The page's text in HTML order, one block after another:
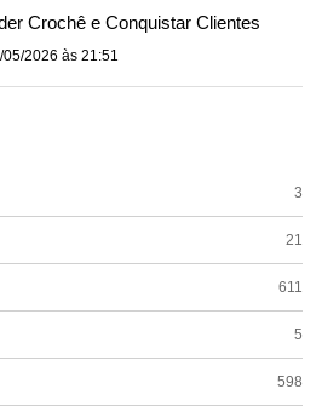
Crochê e Conquistar Clientes
05/2026 às 21:51
3
21
611
5
598